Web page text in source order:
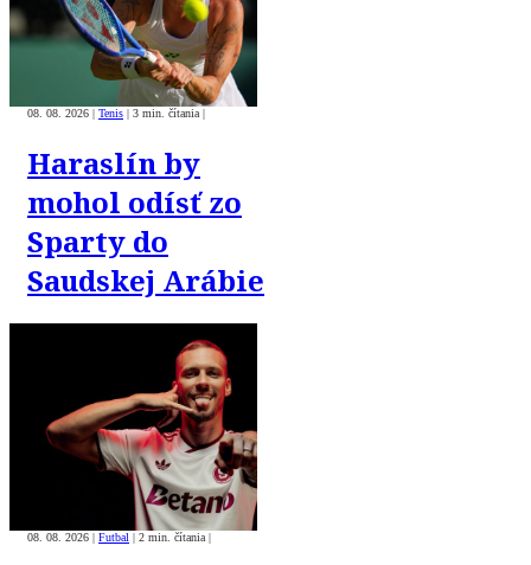
08. 08. 2026 | Tenis | 3 min. čítania |
Haraslín by
mohol odísť zo
Sparty do
Saudskej Arábie
08. 08. 2026 | Futbal | 2 min. čítania |